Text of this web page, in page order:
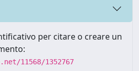
per citare o creare un
11568/1352767